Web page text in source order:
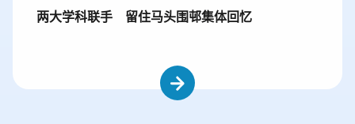
两大学科联手 留住马头围邨集体回忆